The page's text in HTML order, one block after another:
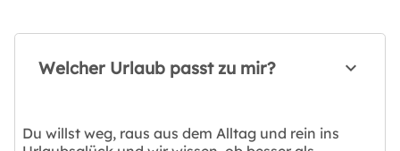
Welcher Urlaub passt zu mir?
Du willst weg, raus aus dem Alltag und rein ins